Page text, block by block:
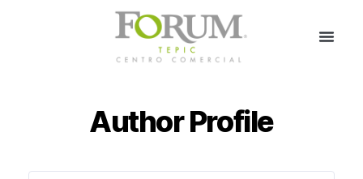
Author Profile